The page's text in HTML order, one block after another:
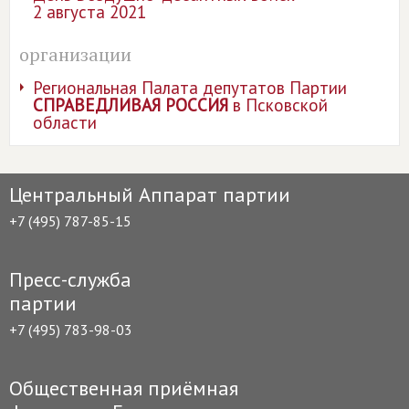
2 августа 2021
организации
Региональная Палата депутатов Партии
СПРАВЕДЛИВАЯ РОССИЯв Псковской
области
Центральный Аппарат партии
+7 (495) 787-85-15
Пресс-служба
партии
+7 (495) 783-98-03
Общественная приёмная